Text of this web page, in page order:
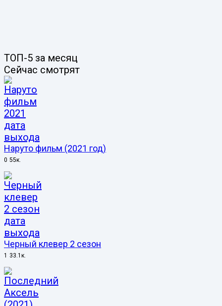
ТОП-5 за месяц
Сейчас смотрят
Наруто фильм (2021 год)
0 55к.
Черный клевер 2 сезон
1 33.1к.